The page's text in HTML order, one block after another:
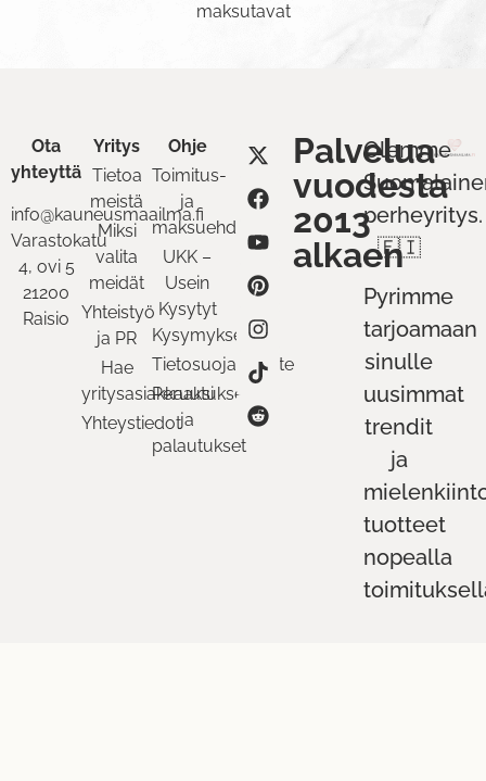
maksutavat
Ota
yhteyttä
info@kauneusmaailma.fi
Varastokatu
4, ovi 5
21200
Raisio
Yritys
Tietoa
meistä
Miksi
valita
meidät
Yhteistyö
ja PR
Hae
yritysasiakkaaksi
Yhteystiedot
Ohje
Toimitus-
ja
maksuehdot
UKK –
Usein
Kysytyt
Kysymykset
Tietosuojaseloste
Peruutukset
ja
palautukset
Palvelua
vuodesta
2013
alkaen
Olemme
perheyritys.
🇫🇮
Pyrimme
tarjoamaan
sinulle
uusimmat
trendit
ja
tuotteet
nopealla